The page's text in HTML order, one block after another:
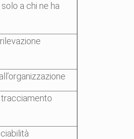
a chi ne ha